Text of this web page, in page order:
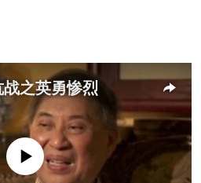
之英勇惨烈
媒体可用资源